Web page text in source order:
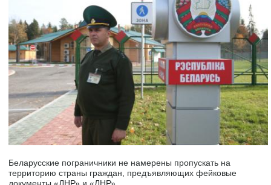
Беларусские пограничники не намерены пропускать на
территорию страны граждан, предъявляющих фейковые